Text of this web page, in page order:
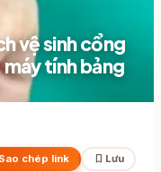
vệ sinh cổng
tính bảng
Sao chép link bookmark Lưu